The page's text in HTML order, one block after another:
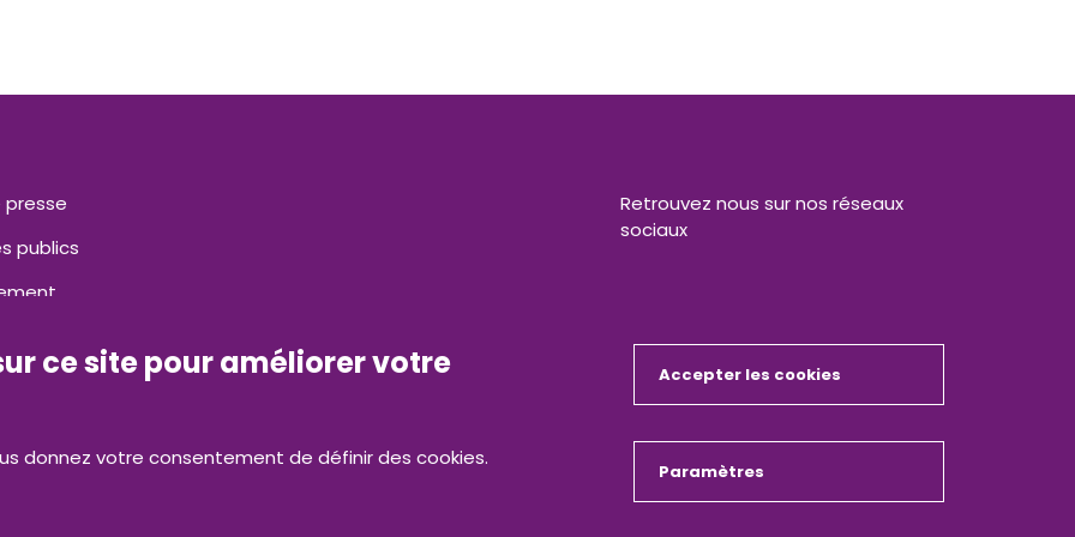
presse
publics
Retrouvez nous sur nos réseaux
sociaux
ce site pour améliorer votre
donnez votre consentement de définir des cookies.
Accepter les cookies
Masquer
Paramètres